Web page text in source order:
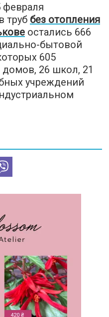
февраля
труб без отопления
остались 666
бытовой
605
26 школ, 21
учреждений